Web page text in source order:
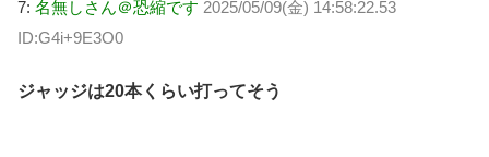
7: 名無しさん＠恐縮です 2025/05/09(金) 14:58:22.53
ID:G4i+9E3O0
ジャッジは20本くらい打ってそう